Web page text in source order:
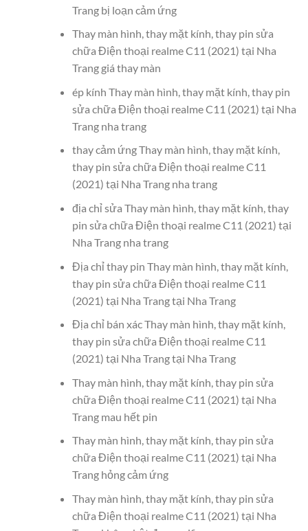
Trang bị loạn cảm ứng
Thay màn hình, thay mặt kính, thay pin sửa
chữa Điện thoại realme C11 (2021) tại Nha
Trang giá thay màn
ép kính Thay màn hình, thay mặt kính, thay pin
sửa chữa Điện thoại realme C11 (2021) tại Nha
Trang nha trang
thay cảm ứng Thay màn hình, thay mặt kính,
thay pin sửa chữa Điện thoại realme C11
(2021) tại Nha Trang nha trang
địa chỉ sửa Thay màn hình, thay mặt kính, thay
pin sửa chữa Điện thoại realme C11 (2021) tại
Nha Trang nha trang
Địa chỉ thay pin Thay màn hình, thay mặt kính,
thay pin sửa chữa Điện thoại realme C11
(2021) tại Nha Trang tại Nha Trang
Địa chỉ bán xác Thay màn hình, thay mặt kính,
thay pin sửa chữa Điện thoại realme C11
(2021) tại Nha Trang tại Nha Trang
Thay màn hình, thay mặt kính, thay pin sửa
chữa Điện thoại realme C11 (2021) tại Nha
Trang mau hết pin
Thay màn hình, thay mặt kính, thay pin sửa
chữa Điện thoại realme C11 (2021) tại Nha
Trang hỏng cảm ứng
Thay màn hình, thay mặt kính, thay pin sửa
chữa Điện thoại realme C11 (2021) tại Nha